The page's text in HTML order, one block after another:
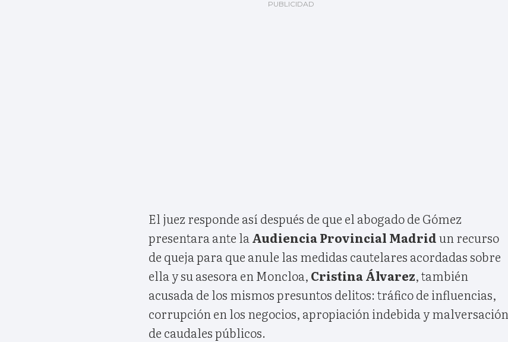
El juez responde así después de que el abogado de Gómez
presentara ante la Audiencia Provincial Madridun recurso
de queja para que anule las medidas cautelares acordadas sobre
ella y su asesora en Moncloa, Cristina Álvarez, también
acusada de los mismos presuntos delitos: tráfico de influencias,
corrupción en los negocios, apropiación indebida y malversación
de caudales públicos.